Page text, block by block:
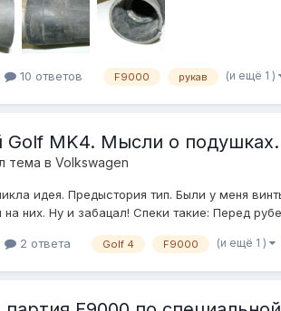
10 ответов F9000 рукав (и ещё 1 )
MK4. Мысли о
тема в Volkswagen
идея. Предыстория тип. Были у меня
них. Ну и забацал! Спеки такие: Перед
2 ответа Golf 4 F9000 (и ещё 1 )